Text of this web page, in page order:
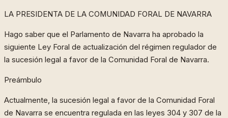
LA PRESIDENTA DE LA COMUNIDAD FORAL DE NAVARRA
Hago saber que el Parlamento de Navarra ha aprobado la
siguiente Ley Foral de actualización del régimen regulador de
la sucesión legal a favor de la Comunidad Foral de Navarra.
Preámbulo
Actualmente, la sucesión legal a favor de la Comunidad Foral
de Navarra se encuentra regulada en las leyes 304 y 307 de la